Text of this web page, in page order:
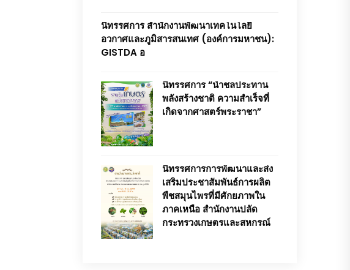
นิทรรศการ สำนักงานพัฒนาเทคโนโลยี
อวกาศและภูมิสารสนเทศ (องค์การมหาชน):
GISTDA อ
นิทรรศการ “น้ำชลประทาน
พลังสร้างชาติ ความสำเร็จที่
เกิดจากศาสตร์พระราชา”
นิทรรศการการพัฒนาและส่ง
เสริมประชาสัมพันธ์การผลิต
พืชสมุนไพรที่มีศักยภาพใน
ภาคเหนือ สำนักงานปลัด
กระทรวงเกษตรและสหกรณ์